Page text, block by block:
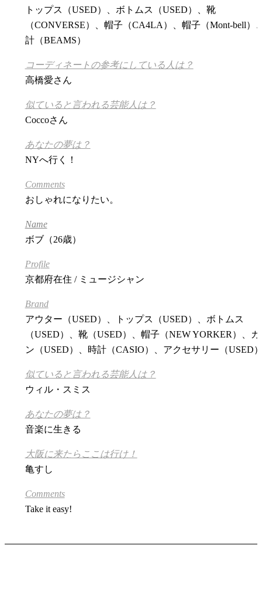
トップス（USED）、ボトムス（USED）、靴
（CONVERSE）、帽子（CA4LA）、帽子（Mont-bell）
計（BEAMS）
コーディネートの参考にしている人は？
高橋愛さん
似ていると言われる芸能人は？
Coccoさん
あなたの夢は？
NYへ行く！
Comments
おしゃれになりたい。
Name
ボブ（26歳）
Profile
京都府在住 / ミュージシャン
Brand
アウター（USED）、トップス（USED）、ボトムス
（USED）、靴（USED）、帽子（NEW YORKER）、カ
ン（USED）、時計（CASIO）、アクセサリー（USED
似ていると言われる芸能人は？
ウィル・スミス
あなたの夢は？
音楽に生きる
大阪に来たらここは行け！
亀すし
Comments
Take it easy!